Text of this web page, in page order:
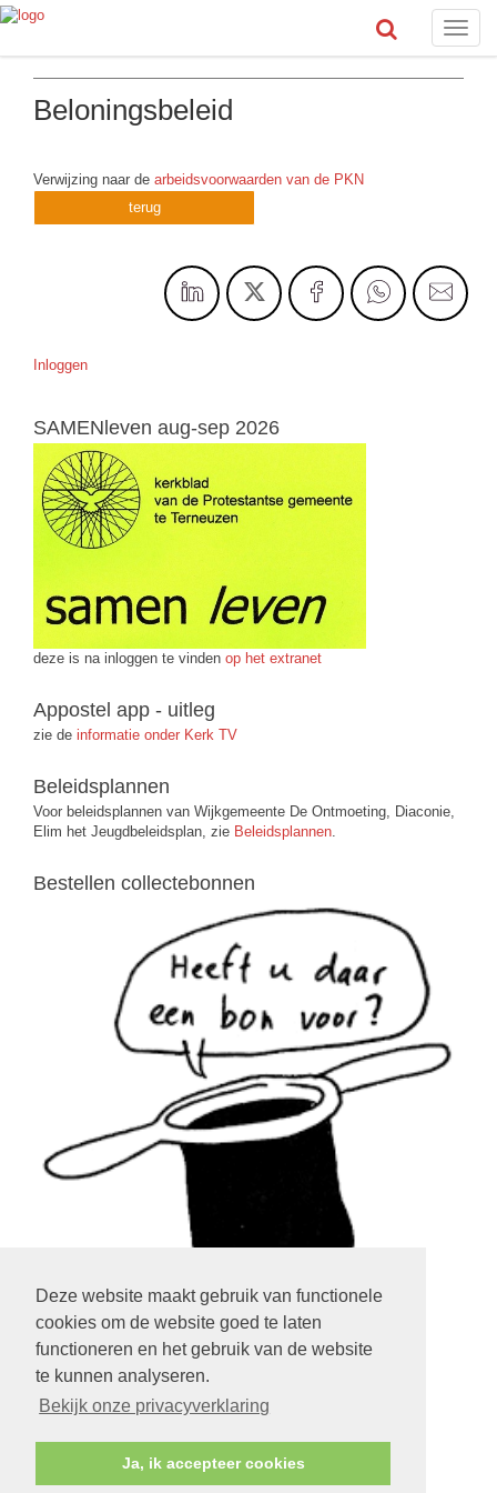
Deze website maakt gebruik van functionele
cookies om de website goed te laten
functioneren en het gebruik van de website
te kunnen analyseren.
Bekijk onze privacyverklaring
Ja, ik accepteer cookies
Toggle
Beloningsbeleid
Verwijzing naar de arbeidsvoorwaarden van de PKN
terug
Inloggen
SAMENleven aug-sep 2026
deze is na inloggen te vinden op het extranet
Appostel app - uitleg
zie de informatie onder Kerk TV
Beleidsplannen
Voor beleidsplannen van Wijkgemeente De Ontmoeting, Diaconie,
Elim het Jeugdbeleidsplan, zie Beleidsplannen.
Bestellen collectebonnen
klik op het plaatje
LOGIN EXTRANET
KLIK HIER